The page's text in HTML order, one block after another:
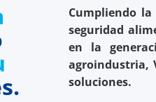
Cumpliendo
seguridad
en la
agroindustria,
soluciones.